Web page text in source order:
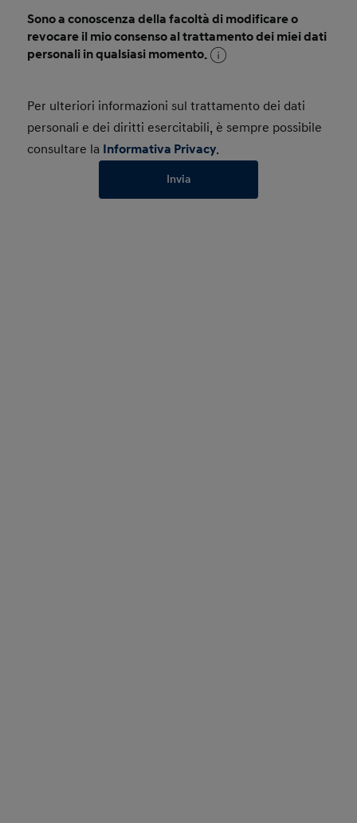
Sono a conoscenza della facoltà di modificare o
revocare il mio consenso al trattamento dei miei dati
personali in qualsiasi momento.
Per ulteriori informazioni sul trattamento dei dati
personali e dei diritti esercitabili, è sempre possibile
consultare la Informativa Privacy.
Invia